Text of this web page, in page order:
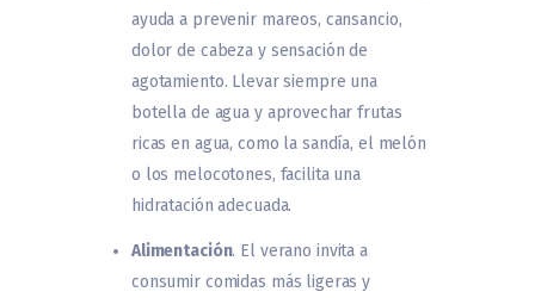
ayuda a prevenir mareos, cansancio,
dolor de cabeza y sensación de
agotamiento. Llevar siempre una
botella de agua y aprovechar frutas
ricas en agua, como la sandía, el melón
o los melocotones, facilita una
hidratación adecuada.
Alimentación. El verano invita a
consumir comidas más ligeras y